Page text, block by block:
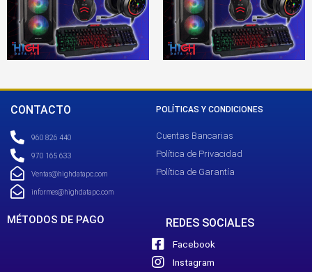
CONTACTO
960 826 440
970 165 633
Ventas@highdatapc.com
informes@highdatapc.com
POLÍTICAS Y CONDICIONES
Cuentas Bancarias
Política de Privacidad
Política de Garantía
MÉTODOS DE PAGO REDES SOCIALES
Facebook
Instagram